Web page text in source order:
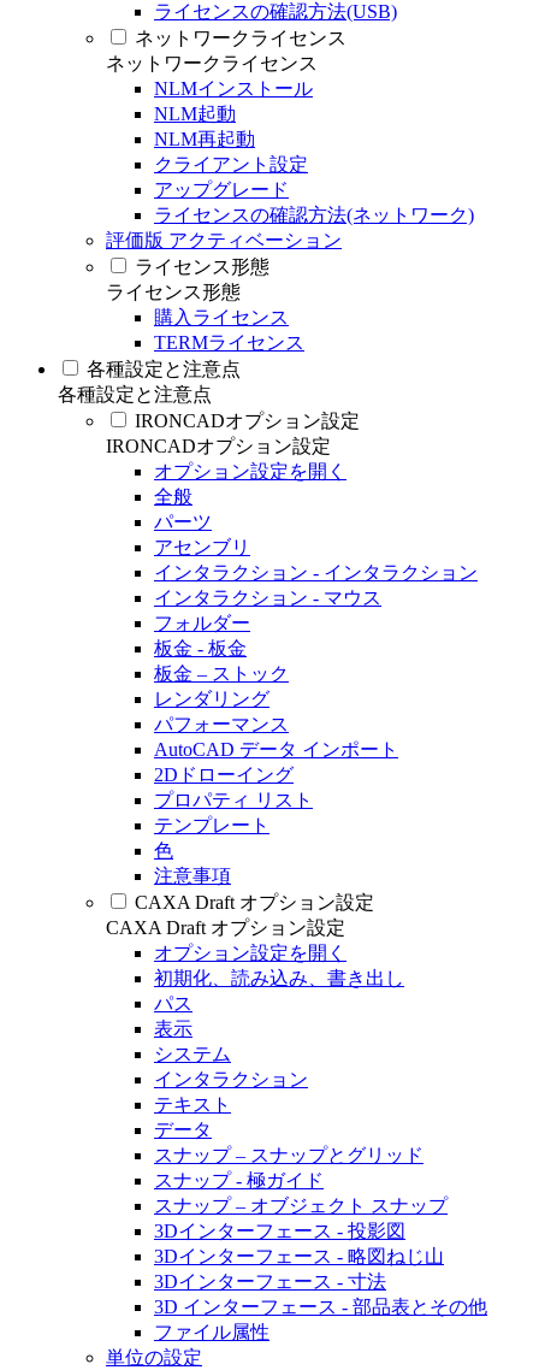
ライセンスの確認方法(USB)
ネットワークライセンス
ネットワークライセンス
NLMインストール
NLM起動
NLM再起動
クライアント設定
アップグレード
ライセンスの確認方法(ネットワーク)
評価版 アクティベーション
ライセンス形態
ライセンス形態
購入ライセンス
TERMライセンス
各種設定と注意点
各種設定と注意点
IRONCADオプション設定
IRONCADオプション設定
オプション設定を開く
全般
パーツ
アセンブリ
インタラクション - インタラクション
インタラクション - マウス
フォルダー
板金 - 板金
板金 – ストック
レンダリング
パフォーマンス
AutoCAD データ インポート
2Dドローイング
プロパティ リスト
テンプレート
色
注意事項
CAXA Draft オプション設定
CAXA Draft オプション設定
オプション設定を開く
初期化、読み込み、書き出し
パス
表示
システム
インタラクション
テキスト
データ
スナップ – スナップとグリッド
スナップ - 極ガイド
スナップ – オブジェクト スナップ
3Dインターフェース - 投影図
3Dインターフェース - 略図ねじ山
3Dインターフェース - 寸法
3D インターフェース - 部品表とその他
ファイル属性
単位の設定